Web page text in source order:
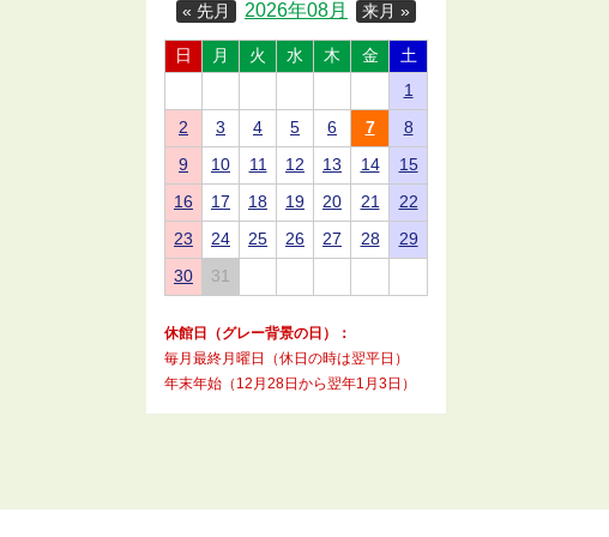
« 先月 来月 »
2026年08月
日 月 火 水 木 金
土
1
2 3 4 5 6 7 8
9 10 11 12 13 14 15
16 17 18 19 20 21 22
23 24 25 26 27 28 29
30 31
休館日（グレー背景の日）：
毎月最終月曜日（休日の時は翌平日）
年末年始（12月28日から翌年1月3日）